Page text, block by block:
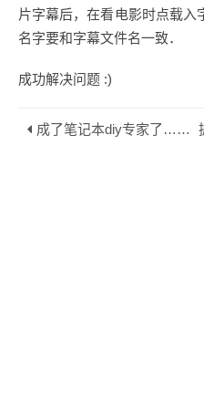
片字幕后，在看电影时点载
名字要和字幕文件名一致．
成功解决问题 :)
成了笔记本diy专家了……